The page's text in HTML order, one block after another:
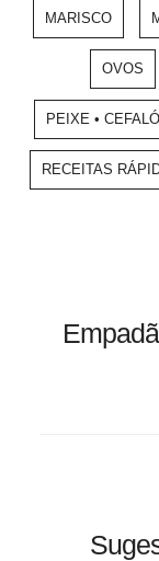
MARISCO
OVOS
PEIXE •
RECEITAS